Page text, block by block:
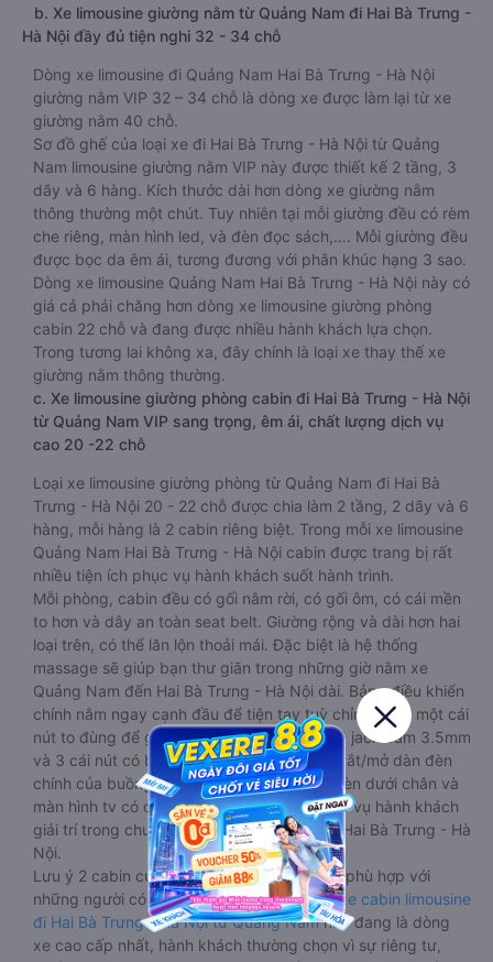
b. Xe limousine giường nằm từ Quảng Nam đi Hai Bà Trưng -
Hà Nội đầy đủ tiện nghi 32 - 34 chỗ
Dòng xe limousine đi Quảng Nam Hai Bà Trưng - Hà Nội
giường nằm VIP 32 – 34 chỗ là dòng xe được làm lại từ xe
giường nằm 40 chỗ.
Sơ đồ ghế của loại xe đi Hai Bà Trưng - Hà Nội từ Quảng
Nam limousine giường nằm VIP này được thiết kế 2 tầng, 3
dãy và 6 hàng. Kích thước dài hơn dòng xe giường nằm
thông thường một chút. Tuy nhiên tại mỗi giường đều có rèm
che riêng, màn hình led, và đèn đọc sách,…. Mỗi giường đều
được bọc da êm ái, tương đương với phân khúc hạng 3 sao.
Dòng xe limousine Quảng Nam Hai Bà Trưng - Hà Nội này có
giá cả phải chăng hơn dòng xe limousine giường phòng
cabin 22 chỗ và đang được nhiều hành khách lựa chọn.
Trong tương lai không xa, đây chính là loại xe thay thế xe
giường nằm thông thường.
c. Xe limousine giường phòng cabin đi Hai Bà Trưng - Hà Nội
từ Quảng Nam VIP sang trọng, êm ái, chất lượng dịch vụ
cao 20 -22 chỗ
Loại xe limousine giường phòng từ Quảng Nam đi Hai Bà
Trưng - Hà Nội 20 - 22 chỗ được chia làm 2 tầng, 2 dãy và 6
hàng, mỗi hàng là 2 cabin riêng biệt. Trong mỗi xe limousine
Quảng Nam Hai Bà Trưng - Hà Nội cabin được trang bị rất
nhiều tiện ích phục vụ hành khách suốt hành trình.
Mỗi phòng, cabin đều có gối nằm rời, có gối ôm, có cái mền
to hơn và dây an toàn seat belt. Giường rộng và dài hơn hai
loại trên, có thể lăn lộn thoải mái. Đặc biệt là hệ thống
massage sẽ giúp bạn thư giãn trong những giờ nằm xe
Quảng Nam đến Hai Bà Trưng - Hà Nội dài. Bảng điều khiển
chính nằm ngay cạnh đầu để tiện tay tuỳ chỉnh gồm: một cái
nút to đùng để gọi tiếp viên, 2 cổng USB , 1 jack cắm 3.5mm
và 3 cái nút có biểu tượng nguồn dùng để tắt/mở dàn đèn
chính của buồng nằm chạy dọc trên đầu, đèn dưới chân và
màn hình tv có đầy đủ phim chuẩn HD phục vụ hành khách
giải trí trong chuyến đi từ Quảng Nam đến Hai Bà Trưng - Hà
Nội.
Lưu ý 2 cabin cuối thường thiết kế nhỏ hơn phù hợp với
những người có thân hình nhỏ nhắn. Dòngxe cabin limousine
đi Hai Bà Trưng - Hà Nội từ Quảng Namnày đang là dòng
xe cao cấp nhất, hành khách thường chọn vì sự riêng tư,